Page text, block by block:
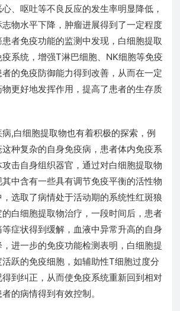
、呕吐等不良反应的发生率明显降低，
物水平下降，肿瘤进展得到了一定程度
者免疫功能的监测中发现，白细胞提取
系统，增强T淋巴细胞、NK细胞等免疫
的免疫防御能力得到改善，从而在一定
更好地发挥作用，提高了患者的生存质
,白细胞提取物也有着积极的探索，例
种复杂的自身免疫病，患者体内免疫系
击自身组织器官，通过对白细胞提取物
中含有一些具有调节免疫平衡的活性物
选取了病情处于活动期的系统性红斑狼
白细胞提取物治疗，一段时间后，患者
症状得到缓解，血液中异常升高的自身
进一步的免疫功能检测表明，白细胞提
跃的免疫细胞，如辅助性T细胞过度分
到纠正，从而使免疫系统重新回到相对
的病情得到有效控制。